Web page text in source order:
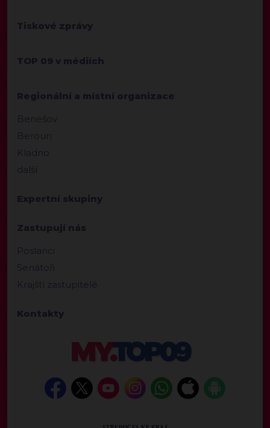
Tiskové zprávy
TOP 09 v médiích
Regionální a místní organizace
Benešov
Beroun
Kladno
další
Expertní skupiny
Zastupují nás
Poslanci
Senátoři
Krajští zastupitelé
Kontakty